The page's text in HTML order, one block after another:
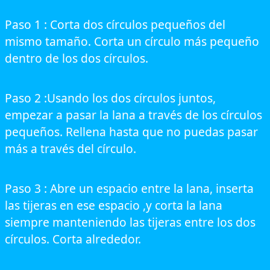
Paso 1 : Corta dos círculos pequeños del
mismo tamaño. Corta un círculo más pequeño
dentro de los dos círculos.
Paso 2 :Usando los dos círculos juntos,
empezar a pasar la lana a través de los círculos
pequeños. Rellena hasta que no puedas pasar
más a través del círculo.
Paso 3 : Abre un espacio entre la lana, inserta
las tijeras en ese espacio ,y corta la lana
siempre manteniendo las tijeras entre los dos
círculos. Corta alrededor.